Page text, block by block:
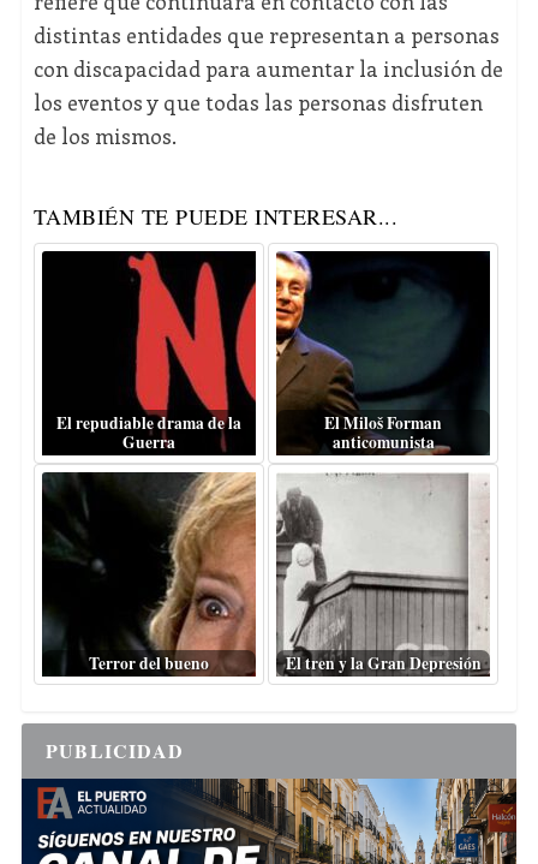
distintas entidades que representan a personas
con discapacidad para aumentar la inclusión de
los eventos y que todas las personas disfruten
de los mismos.
TAMBIÉN TE PUEDE INTERESAR...
El repudiable drama de la
Guerra
El Miloš Forman
anticomunista
Terror del bueno El tren y la Gran Depresión
PUBLICIDAD